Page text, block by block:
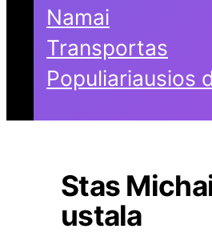
Namai
Transportas
Populiariausios
Stas
ustala